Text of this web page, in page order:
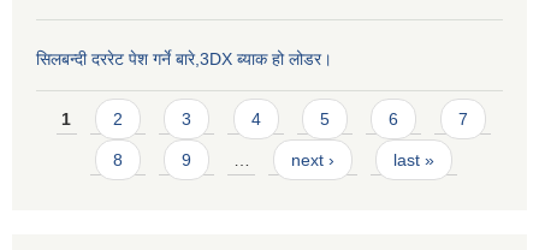
सिलबन्दी दररेट पेश गर्ने बारे,3DX ब्याक हो लोडर।
Pages
1 2 3 4 5 6 7
8 9 next › last »